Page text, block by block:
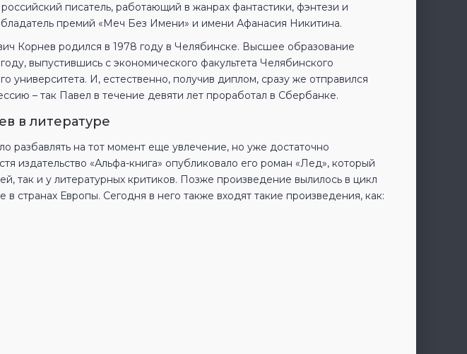
писатель, работающий в жанрах фантастики, фэнтези и
премий «Меч Без Имени» и имени Афанасия Никитина.
Корнев родился в 1978 году в Челябинске. Высшее образование
выпустившись с экономического факультета Челябинского
университета. И, естественно, получив диплом, сразу же отправился
– так Павел в течение девяти лет проработал в Сбербанке.
в литературе
разбавлять на тот момент еще увлечение, но уже достаточно
издательство «Альфа-книга» опубликовало его роман «Лед», который
так и у литературных критиков. Позже произведение вылилось в цикл
странах Европы. Сегодня в него также входят такие произведения, как: